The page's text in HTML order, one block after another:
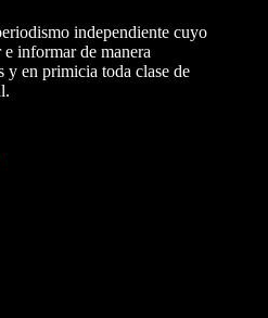
independiente cuyo
informar de manera
y en primicia toda clase de